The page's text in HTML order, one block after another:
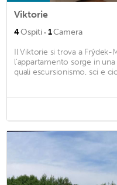
Viktorie
4Ospiti · 1Camera
Il Viktorie si trova a Frýdek-
l'appartamento sorge in
quali escursionismo, sci e